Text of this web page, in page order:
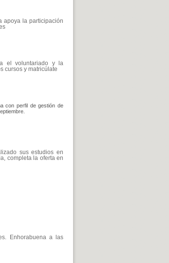
apoya la participación
el voluntariado y la
cursos y matricúlate
con perfil de gestión de
sus estudios en
completa la oferta en
Enhorabuena a las